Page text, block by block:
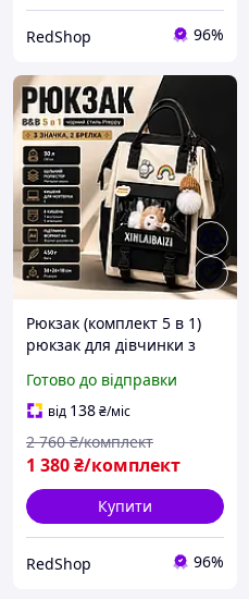
RedShop 96%
Рюкзак (комплект 5 в 1)
рюкзак для дівчинки з
шкільні рюкзаки для
середньої школи рюкзак
на кожен день
Готово до відправки
від 138₴/міс
1 380₴/комплект
2 760 ₴/комплект
Купити
RedShop 96%